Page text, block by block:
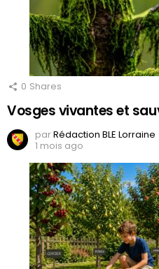
0 Shares
Vosges vivantes et
parRédaction BLE Lorraine
1 mois ago